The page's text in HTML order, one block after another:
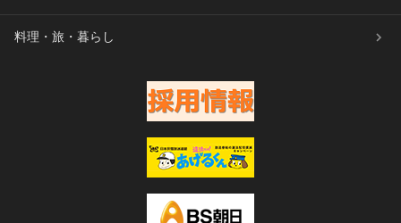
料理・旅・暮らし